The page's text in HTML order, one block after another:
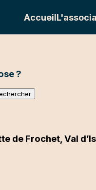
Accueil
?
de Frochet, Val